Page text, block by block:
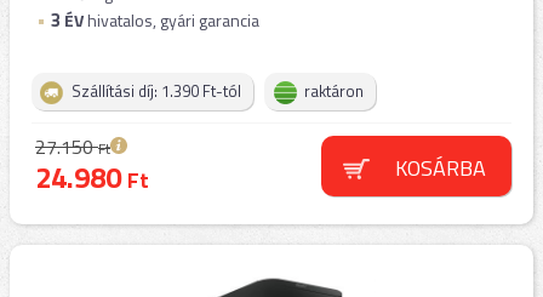
3 ÉVhivatalos, gyári garancia
Szállítási díj: 1.390 Ft-tól raktáron
27.150Ft
24.980Ft KOSÁRBA